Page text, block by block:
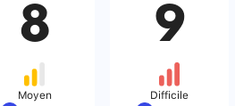
8
Moyen
9
Difficile